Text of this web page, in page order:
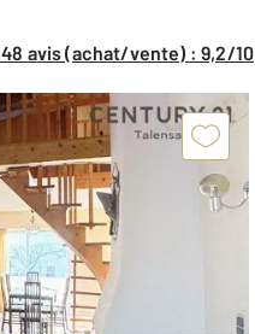
148 avis (achat/vente) : 9,2/10